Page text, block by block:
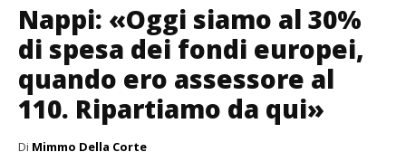
Nappi: «Oggi siamo al 30%
di spesa dei fondi europei,
quando ero assessore al
110. Ripartiamo da qui»
Di Mimmo Della Corte